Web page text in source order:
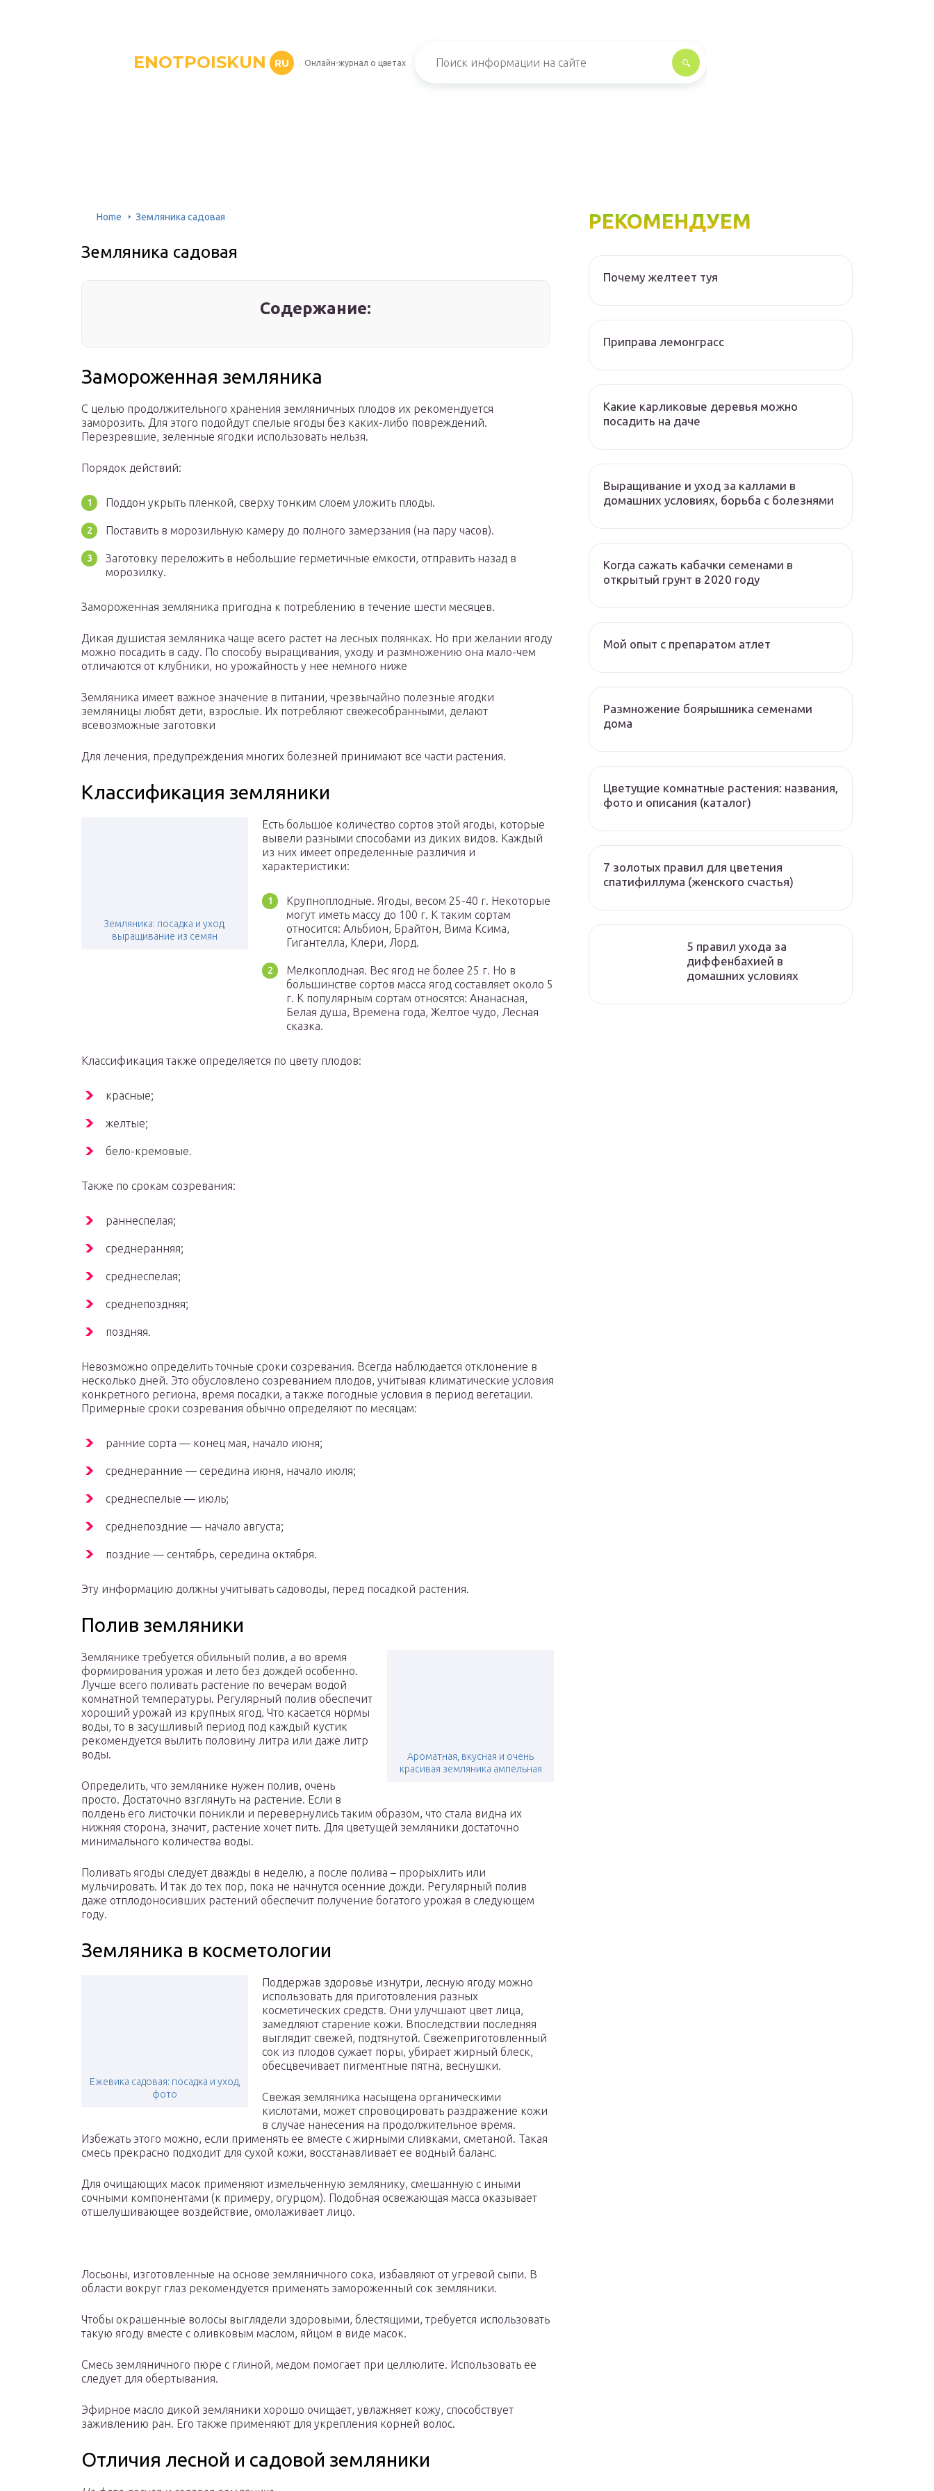
ENOTPOISKUN RU Онлайн-журнал о цветах
Home Земляника садовая
Земляника садовая
Содержание:
Замороженная земляника
С целью продолжительного хранения земляничных плодов их рекомендуется
заморозить. Для этого подойдут спелые ягоды без каких-либо повреждений.
Перезревшие, зеленные ягодки использовать нельзя.
Порядок действий:
Поддон укрыть пленкой, сверху тонким слоем уложить плоды.
Поставить в морозильную камеру до полного замерзания (на пару часов).
Заготовку переложить в небольшие герметичные емкости, отправить назад в
морозилку.
Замороженная земляника пригодна к потреблению в течение шести месяцев.
Дикая душистая земляника чаще всего растет на лесных полянках. Но при желании ягоду
можно посадить в саду. По способу выращивания, уходу и размножению она мало-чем
отличаются от клубники, но урожайность у нее немного ниже
Земляника имеет важное значение в питании, чрезвычайно полезные ягодки
земляницы любят дети, взрослые. Их потребляют свежесобранными, делают
всевозможные заготовки
Для лечения, предупреждения многих болезней принимают все части растения.
Классификация земляники
Земляника: посадка и уход,
выращивание из семян
Есть большое количество сортов этой ягоды, которые
вывели разными способами из диких видов. Каждый
из них имеет определенные различия и
характеристики:
Крупноплодные. Ягоды, весом 25-40 г. Некоторые
могут иметь массу до 100 г. К таким сортам
относится: Альбион, Брайтон, Вима Ксима,
Гигантелла, Клери, Лорд.
Мелкоплодная. Вес ягод не более 25 г. Но в
большинстве сортов масса ягод составляет около 5
г. К популярным сортам относятся: Ананасная,
Белая душа, Времена года, Желтое чудо, Лесная
сказка.
Классификация также определяется по цвету плодов:
красные;
желтые;
бело-кремовые.
Также по срокам созревания:
раннеспелая;
среднеранняя;
среднеспелая;
среднепоздняя;
поздняя.
Невозможно определить точные сроки созревания. Всегда наблюдается отклонение в
несколько дней. Это обусловлено созреванием плодов, учитывая климатические условия
конкретного региона, время посадки, а также погодные условия в период вегетации.
Примерные сроки созревания обычно определяют по месяцам:
ранние сорта — конец мая, начало июня;
среднеранние — середина июня, начало июля;
среднеспелые — июль;
среднепоздние — начало августа;
поздние — сентябрь, середина октября.
Эту информацию должны учитывать садоводы, перед посадкой растения.
Полив земляники
Ароматная, вкусная и очень
красивая земляника ампельная
Землянике требуется обильный полив, а во время
формирования урожая и лето без дождей особенно.
Лучше всего поливать растение по вечерам водой
комнатной температуры. Регулярный полив обеспечит
хороший урожай из крупных ягод. Что касается нормы
воды, то в засушливый период под каждый кустик
рекомендуется вылить половину литра или даже литр
воды.
Определить, что землянике нужен полив, очень
просто. Достаточно взглянуть на растение. Если в
полдень его листочки поникли и перевернулись таким образом, что стала видна их
нижняя сторона, значит, растение хочет пить. Для цветущей земляники достаточно
минимального количества воды.
Поливать ягоды следует дважды в неделю, а после полива – прорыхлить или
мульчировать. И так до тех пор, пока не начнутся осенние дожди. Регулярный полив
даже отплодоносивших растений обеспечит получение богатого урожая в следующем
году.
Земляника в косметологии
Ежевика садовая: посадка и уход,
фото
Поддержав здоровье изнутри, лесную ягоду можно
использовать для приготовления разных
косметических средств. Они улучшают цвет лица,
замедляют старение кожи. Впоследствии последняя
выглядит свежей, подтянутой. Свежеприготовленный
сок из плодов сужает поры, убирает жирный блеск,
обесцвечивает пигментные пятна, веснушки.
Свежая земляника насыщена органическими
кислотами, может спровоцировать раздражение кожи
в случае нанесения на продолжительное время.
Избежать этого можно, если применять ее вместе с жирными сливками, сметаной. Такая
смесь прекрасно подходит для сухой кожи, восстанавливает ее водный баланс.
Для очищающих масок применяют измельченную землянику, смешанную с иными
сочными компонентами (к примеру, огурцом). Подобная освежающая масса оказывает
отшелушивающее воздействие, омолаживает лицо.
Лосьоны, изготовленные на основе земляничного сока, избавляют от угревой сыпи. В
области вокруг глаз рекомендуется применять замороженный сок земляники.
Чтобы окрашенные волосы выглядели здоровыми, блестящими, требуется использовать
такую ягоду вместе с оливковым маслом, яйцом в виде масок.
Смесь земляничного пюре с глиной, медом помогает при целлюлите. Использовать ее
следует для обертывания.
Эфирное масло дикой земляники хорошо очищает, увлажняет кожу, способствует
заживлению ран. Его также применяют для укрепления корней волос.
Отличия лесной и садовой земляники
РЕКОМЕНДУЕМ
Почему желтеет туя
Приправа лемонграсс
Какие карликовые деревья можно
посадить на даче
Выращивание и уход за каллами в
домашних условиях, борьба с болезнями
Когда сажать кабачки семенами в
открытый грунт в 2020 году
Мой опыт с препаратом атлет
Размножение боярышника семенами
дома
Цветущие комнатные растения: названия,
фото и описания (каталог)
7 золотых правил для цветения
спатифиллума (женского счастья)
5 правил ухода за
диффенбахией в
домашних условиях